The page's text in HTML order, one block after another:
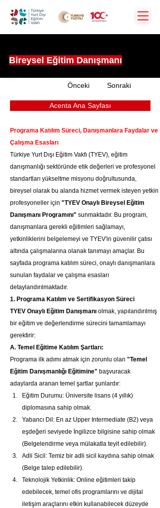
Bireysel Eğitim Danışmanı
Önceki Sonraki
Acenta Ana Sayfası
Programa Katılım Süreci, Danışmanlara Faydalar ve
Çalışma Esasları
Türkiye Yurt Dışı Eğitim Vakfı (TYEV), eğitim
danışmanlığı sektöründe etik değerleri ve profesyonel
standartları yükseltme misyonu doğrultusunda,
bireysel olarak bu alanda hizmet vermek isteyen yetkin
profesyoneller için "TYEV Onaylı Bireysel Eğitim
Danışmanı Programını" sunmaktadır. Bu program,
danışmanlara gerekli eğitimleri sağlamayı,
yetkinliklerini belgelemeyi ve TYEV'in güvenilir çatısı
altında çalışmalarına olanak tanımayı amaçlar. Bu
sayfada programa katılım süreci, onaylı danışmanlara
sunulan faydalar ve çalışma esasları
detaylandırılmaktadır.
1. Programa Katılım ve Sertifikasyon Süreci
TYEV Onaylı Eğitim Danışmanı olmak, yapılandırılmış
bir eğitim ve değerlendirme sürecini tamamlamayı
gerektirir:
A. Temel Eğitime Katılım Şartları:
Programa ilk adımı atmak için zorunlu olan "Temel
Eğitim Danışmanlığı Eğitimine" başvuracak
adaylarda aranan temel şartlar şunlardır:
Eğitim Durumu: Üniversite lisans (4 yıllık)
diplomasına sahip olmak.
Yabancı Dil: En az Upper Intermediate (B2) veya
eşdeğeri seviyede İngilizce bilgisine sahip olmak
(Belgelendirme veya mülakatla teyit edilebilir).
Adli Sicil: Temiz bir adli sicil kaydına sahip olmak
(Belge talep edilebilir).
Teknolojik Yetkinlik: Online eğitimleri takip
edebilecek, temel ofis programlarını ve dijital
iletişim araçlarını etkin kullanabilecek düzeyde